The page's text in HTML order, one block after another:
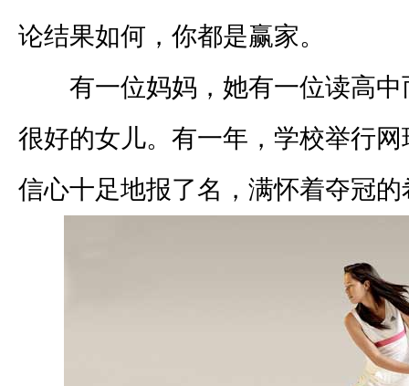
论结果如何，你都是赢家。
有一位妈妈，她有一位读高中
很好的女儿。有一年，学校举行
信心十足地报了名，满怀着夺冠的